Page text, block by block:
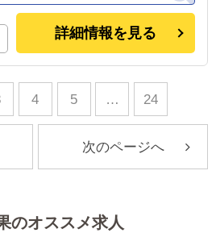
詳細情報を見る
4 5 … 24
次のページへ
のオススメ求人